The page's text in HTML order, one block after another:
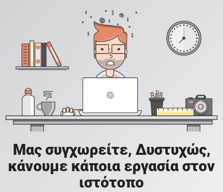
Μας συγχωρείτε, Δυστυχώς,
κάνουμε κάποια εργασία στον
ιστότοπο